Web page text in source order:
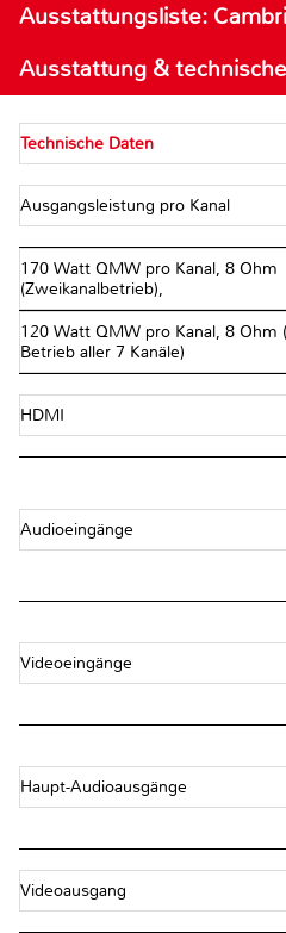
Ausstattungsliste:
Ausstattung &
Technische Daten
Ausgangsleistung pro Kanal
170 Watt QMW pro Kanal, 8 Ohm
(Zweikanalbetrieb),
120 Watt QMW pro Kanal, 8 Ohm
Betrieb aller 7 Kanäle)
HDMI
Audioeingänge
Videoeingänge
Haupt-Audioausgänge
Videoausgang